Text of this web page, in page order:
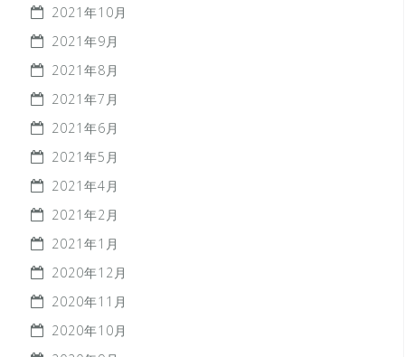
2021年10月
2021年9月
2021年8月
2021年7月
2021年6月
2021年5月
2021年4月
2021年2月
2021年1月
2020年12月
2020年11月
2020年10月